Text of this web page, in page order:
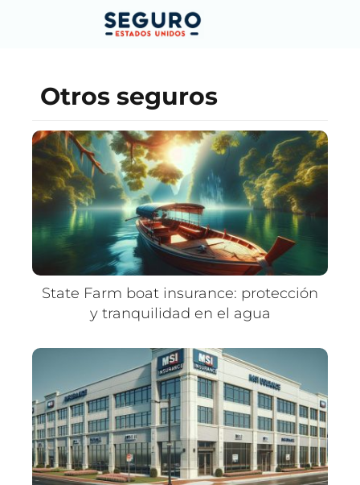
Otros seguros
State Farm boat insurance: protección
y tranquilidad en el agua